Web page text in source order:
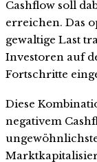
Cashflow soll
erreichen. Das
gewaltige Last
Investoren auf
Fortschritte
Diese
negativem